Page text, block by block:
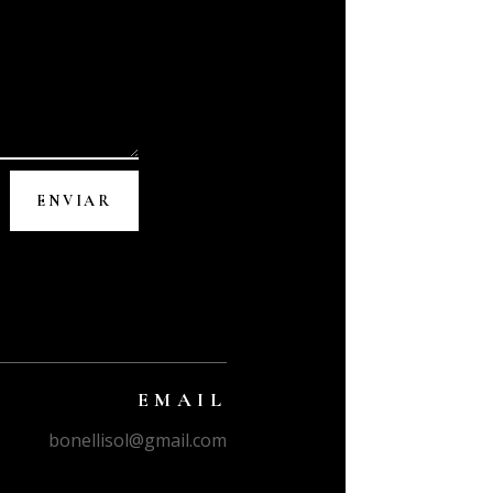
ENVIAR
EMAIL
bonellisol@gmail.com